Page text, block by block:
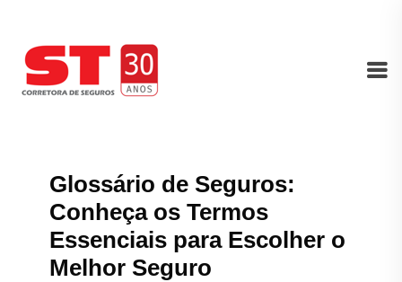
Glossário de Seguros:
Conheça os Termos
Essenciais para Escolher o
Melhor Seguro